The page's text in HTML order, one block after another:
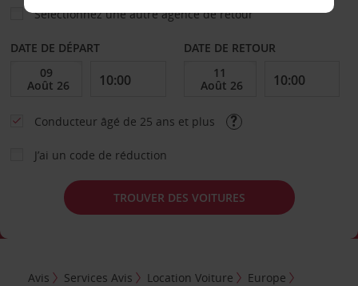
Sélectionnez une autre agence de retour
DATE DE DÉPART DATE DE RETOUR
Conducteur âgé de 25 ans et plus
J’ai un code de réduction
TROUVER DES VOITURES
Avis Services Avis Location Voiture
Europe